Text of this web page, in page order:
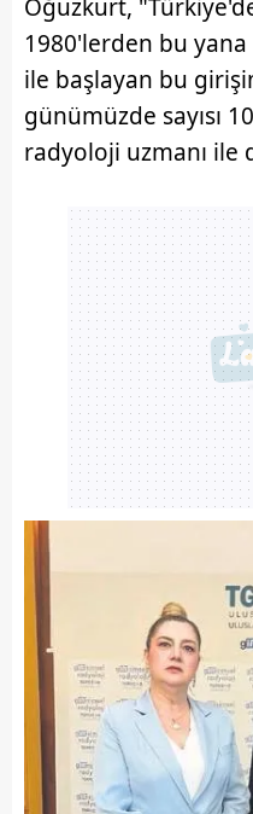
Oğuzkurt,
1980'lerden bu
ile başlayan bu
günümüzde sayısı
radyoloji uzmanı ile